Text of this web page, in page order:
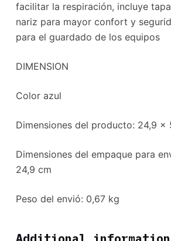
facilitar la respiración, incluye
nariz para mayor confort y
para el guardado de los equipos
DIMENSION
Color azul
Dimensiones del producto: 24,9 x
Dimensiones del empaque para
24,9 cm
Peso del envió: 0,67 kg